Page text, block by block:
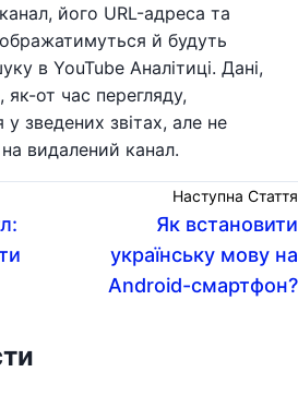
його URL-адреса та
й будуть
в YouTube Аналітиці. Дані,
як-от час перегляду,
зведених звітах, але не
видалений канал.
Наступна Стаття
Як встановити
українську мову на
Android-смартфон?